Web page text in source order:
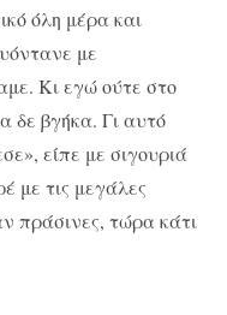
όλη μέρα και
με
Κι εγώ ούτε στο
δε βγήκα. Γι αυτό
είπε με σιγουριά
με τις μεγάλες
πράσινες, τώρα κάτι